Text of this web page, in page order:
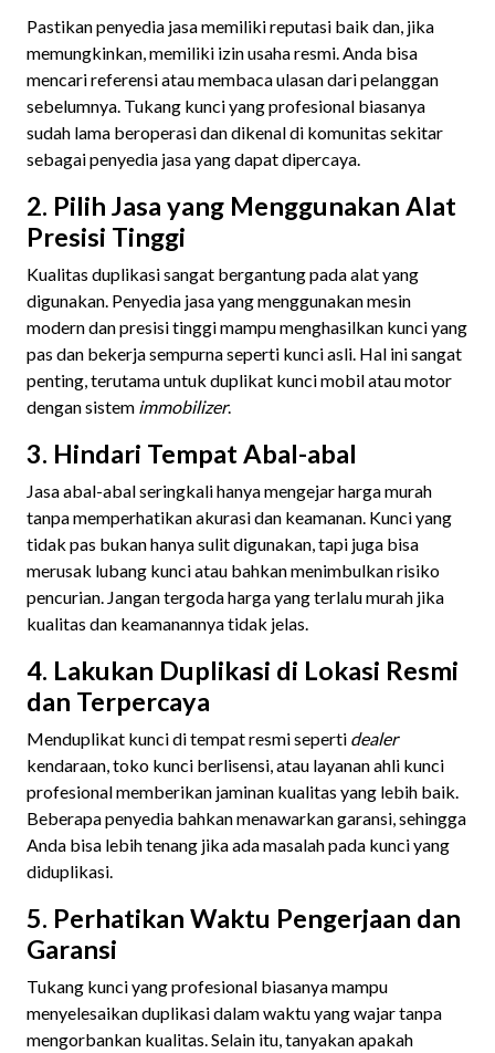
Pastikan penyedia jasa memiliki reputasi baik dan, jika
memungkinkan, memiliki izin usaha resmi. Anda bisa
mencari referensi atau membaca ulasan dari pelanggan
sebelumnya. Tukang kunci yang profesional biasanya
sudah lama beroperasi dan dikenal di komunitas sekitar
sebagai penyedia jasa yang dapat dipercaya.
2. Pilih Jasa yang Menggunakan Alat
Presisi Tinggi
Kualitas duplikasi sangat bergantung pada alat yang
digunakan. Penyedia jasa yang menggunakan mesin
modern dan presisi tinggi mampu menghasilkan kunci yang
pas dan bekerja sempurna seperti kunci asli. Hal ini sangat
penting, terutama untuk duplikat kunci mobil atau motor
dengan sistem immobilizer.
3. Hindari Tempat Abal-abal
Jasa abal-abal seringkali hanya mengejar harga murah
tanpa memperhatikan akurasi dan keamanan. Kunci yang
tidak pas bukan hanya sulit digunakan, tapi juga bisa
merusak lubang kunci atau bahkan menimbulkan risiko
pencurian. Jangan tergoda harga yang terlalu murah jika
kualitas dan keamanannya tidak jelas.
4. Lakukan Duplikasi di Lokasi Resmi
dan Terpercaya
Menduplikat kunci di tempat resmi seperti dealer
kendaraan, toko kunci berlisensi, atau layanan ahli kunci
profesional memberikan jaminan kualitas yang lebih baik.
Beberapa penyedia bahkan menawarkan garansi, sehingga
Anda bisa lebih tenang jika ada masalah pada kunci yang
diduplikasi.
5. Perhatikan Waktu Pengerjaan dan
Garansi
Tukang kunci yang profesional biasanya mampu
menyelesaikan duplikasi dalam waktu yang wajar tanpa
mengorbankan kualitas. Selain itu, tanyakan apakah